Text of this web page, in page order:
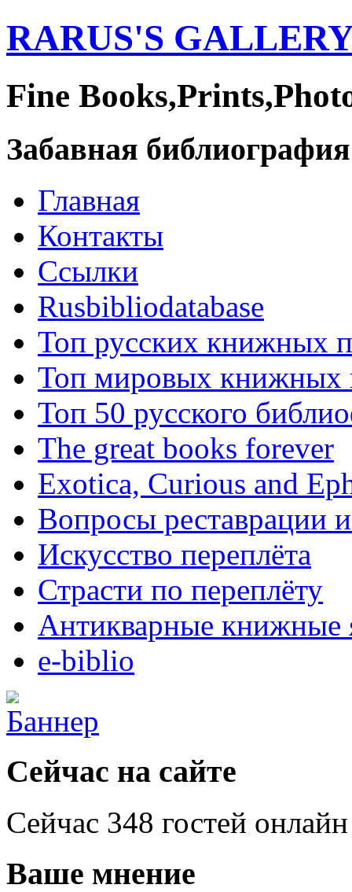
RARUS'S
Fine
Забавная библиография
Главная
Контакты
Ссылки
Rusbibliodatabase
Топ русских книжных
Топ мировых книжных
Топ 50 русского
The great books forever
Exotica, Curious and
Вопросы реставрации
Искусство переплёта
Страсти по переплёту
Антикварные книжные
e-biblio
Сейчас на сайте
Сейчас 348 гостей онлайн
Ваше мнение